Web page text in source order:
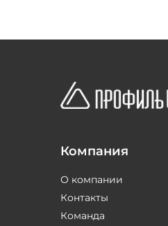
Компания
О компании
Контакты
Команда